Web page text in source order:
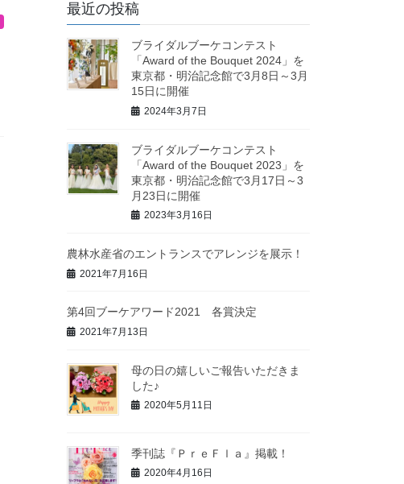
最近の投稿
ブライダルブーケコンテスト
「Award of the Bouquet 2024」を
東京都・明治記念館で3月8日～3月
15日に開催
2024年3月7日
ブライダルブーケコンテスト
「Award of the Bouquet 2023」を
東京都・明治記念館で3月17日～3
月23日に開催
2023年3月16日
農林水産省のエントランスでアレンジを展示！
2021年7月16日
第4回ブーケアワード2021 各賞決定
2021年7月13日
母の日の嬉しいご報告いただきま
した♪
2020年5月11日
季刊誌『ＰｒｅＦｌａ』掲載！
2020年4月16日